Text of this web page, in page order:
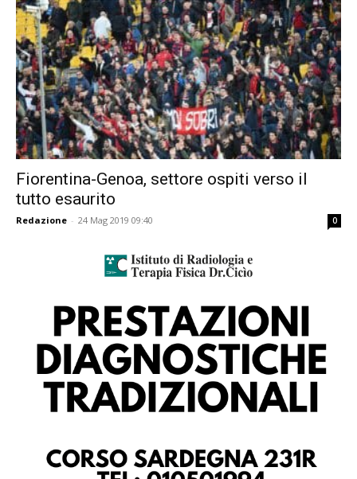
Fiorentina-Genoa, settore ospiti verso il
tutto esaurito
Redazione - 24 Mag 2019 09:40 0